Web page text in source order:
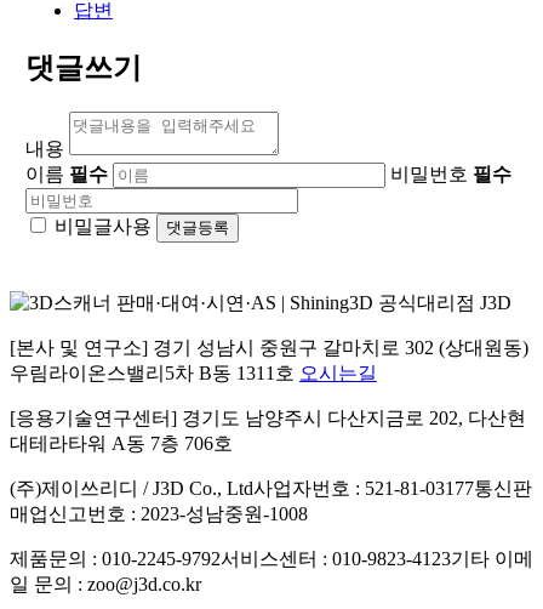
답변
댓글쓰기
내용
이름 필수 비밀번호 필수
비밀글사용
[본사 및 연구소] 경기 성남시 중원구 갈마치로 302 (상대원동)
우림라이온스밸리5차 B동 1311호 오시는길
[응용기술연구센터] 경기도 남양주시 다산지금로 202, 다산현
대테라타워 A동 7층 706호
(주)제이쓰리디 / J3D Co., Ltd사업자번호 : 521-81-03177통신판
매업신고번호 : 2023-성남중원-1008
제품문의 : 010-2245-9792서비스센터 : 010-9823-4123기타 이메
일 문의 : zoo@j3d.co.kr